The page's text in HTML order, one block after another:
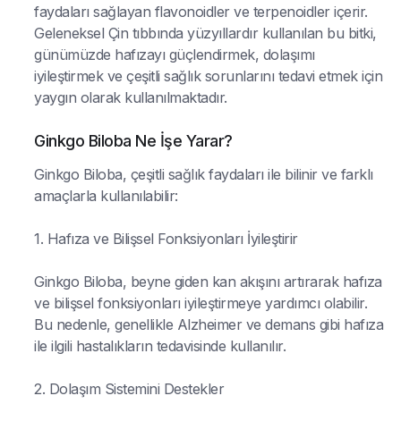
faydaları sağlayan flavonoidler ve terpenoidler içerir.
Geleneksel Çin tıbbında yüzyıllardır kullanılan bu bitki,
günümüzde hafızayı güçlendirmek, dolaşımı
iyileştirmek ve çeşitli sağlık sorunlarını tedavi etmek için
yaygın olarak kullanılmaktadır.
Ginkgo Biloba Ne İşe Yarar?
Ginkgo Biloba, çeşitli sağlık faydaları ile bilinir ve farklı
amaçlarla kullanılabilir:
1. Hafıza ve Bilişsel Fonksiyonları İyileştirir
Ginkgo Biloba, beyne giden kan akışını artırarak hafıza
ve bilişsel fonksiyonları iyileştirmeye yardımcı olabilir.
Bu nedenle, genellikle Alzheimer ve demans gibi hafıza
ile ilgili hastalıkların tedavisinde kullanılır.
2. Dolaşım Sistemini Destekler